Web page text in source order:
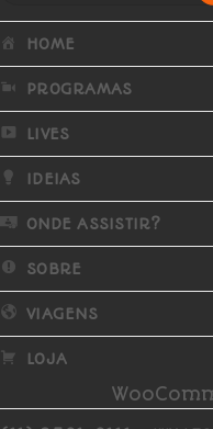
HOME
PROGRAMAS
LIVES
IDEIAS
ONDE ASSISTIR?
SOBRE
VIAGENS
LOJA